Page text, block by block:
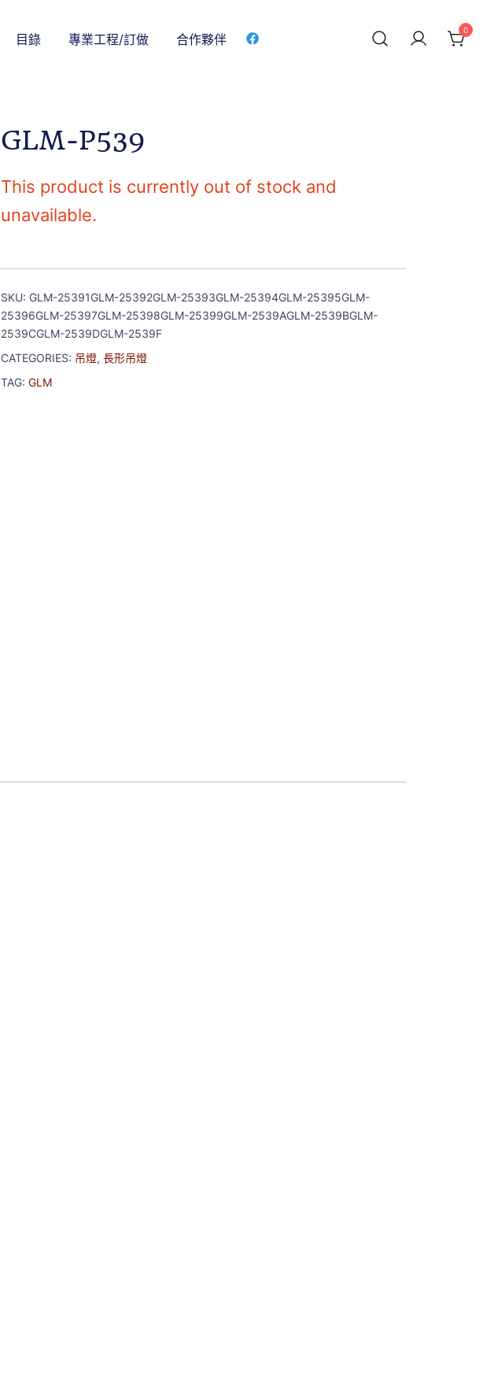
目錄 專業工程/訂做 合作夥伴
0
GLM-P539
This product is currently out of stock and
unavailable.
SKU: GLM-25391GLM-25392GLM-25393GLM-25394GLM-25395GLM-
25396GLM-25397GLM-25398GLM-25399GLM-2539AGLM-2539BGLM-
2539CGLM-2539DGLM-2539F
CATEGORIES: 吊燈, 長形吊燈
TAG: GLM